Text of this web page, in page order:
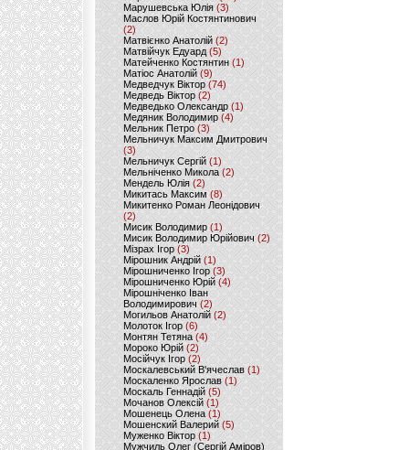
Марушевська Юлія (3)
Маслов Юрій Костянтинович
(2)
Матвієнко Анатолій (2)
Матвійчук Едуард(5)
Матейченко Костянтин (1)
Матіос Анатолій (9)
Медведчук Віктор(74)
Медведь Віктор (2)
Медведько Олександр (1)
Медяник Володимир(4)
Мельник Петро (3)
Мельничук Максим Дмитрович
(3)
Мельничук Сергій (1)
Мельніченко Микола (2)
Мендель Юлія (2)
Микитась Максим (8)
Микитенко Роман Леонідович
(2)
Мисик Володимир (1)
Мисик Володимир Юрійович(2)
Мізрах Ігор(3)
Мірошник Андрій(1)
Мірошниченко Ігор (3)
Мірошниченко Юрій(4)
Мірошніченко Іван
Володимирович (2)
Могильов Анатолій (2)
Молоток Ігор (6)
Монтян Тетяна (4)
Мороко Юрій(2)
Мосійчук Ігор (2)
Москалевський В'ячеслав (1)
Москаленко Ярослав (1)
Москаль Геннадій (5)
Мочанов Олексій(1)
Мошенець Олена(1)
Мошенский Валерий (5)
Муженко Віктор (1)
Мужчиль Олег (Сергій Аміров)